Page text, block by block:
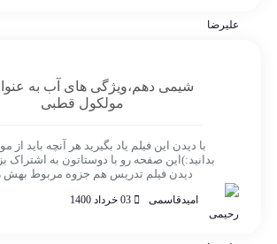
شیمی دهم،ویژگی های آب به
مولکول قطبی
با دیدن این فیلم یاد بگیرید هر آنچه باید از
بدانید:)این صفحه رو با دوستاتون به اشتراک
دیدن فیلم تدریس هم جزوه مربوط بهش
امیدقاسمی